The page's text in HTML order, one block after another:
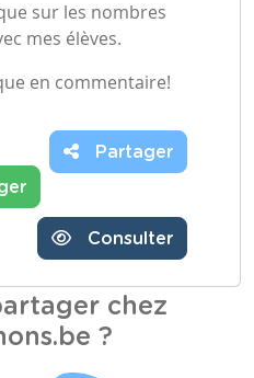
sur les nombres
mes élèves.
en commentaire!
Partager
Consulter
chez
?